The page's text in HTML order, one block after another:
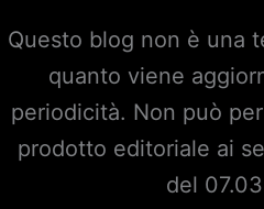
Questo blog non è una
quanto viene
periodicità. Non può
prodotto editoriale ai
del